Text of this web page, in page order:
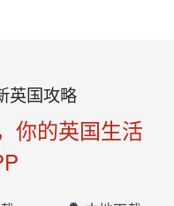
英国攻略
你的英国生活